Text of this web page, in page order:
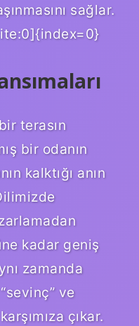
sağlar.
terasın
bir odanın
kalktığı anın
kadar geniş
zamanda
ve
çıkar.